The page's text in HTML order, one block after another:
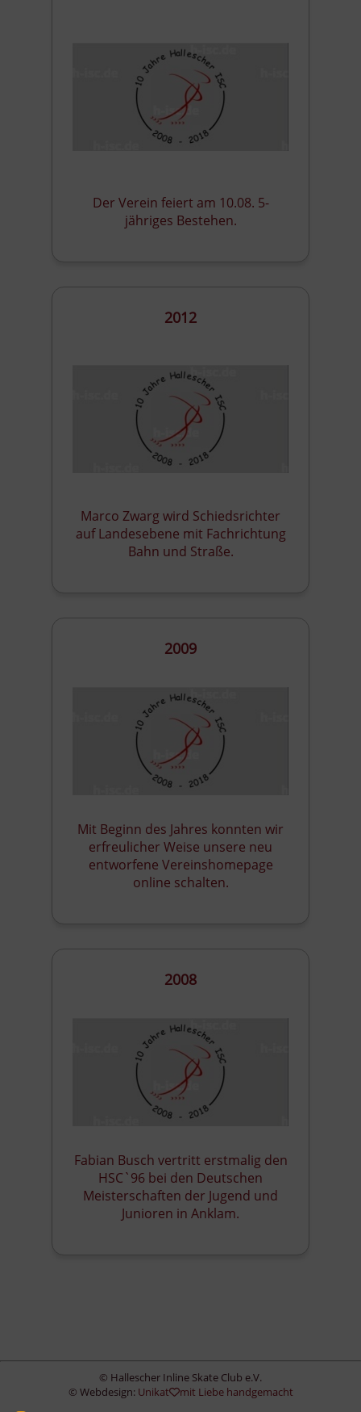
Der Verein feiert am 10.08. 5-
jähriges Bestehen.
2012
Marco Zwarg wird Schiedsrichter
auf Landesebene mit Fachrichtung
Bahn und Straße.
2009
Mit Beginn des Jahres konnten wir
erfreulicher Weise unsere neu
entworfene Vereinshomepage
online schalten.
2008
Fabian Busch vertritt erstmalig den
HSC`96 bei den Deutschen
Meisterschaften der Jugend und
Junioren in Anklam.
© Hallescher Inline Skate Club e.V.
© Webdesign: Unikat mit Liebe handgemacht